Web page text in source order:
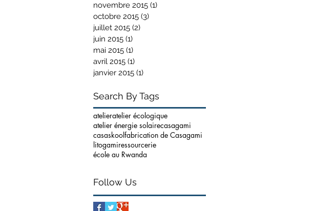
novembre 2015 (1)
octobre 2015 (3)
juillet 2015 (2)
juin 2015 (1)
mai 2015 (1)
avril 2015 (1)
janvier 2015 (1)
Search By Tags
atelieratelier écologique
atelier énergie solairecasagami
casaskoolfabrication de Casagami
litogamiressourcerie
école au Rwanda
Follow Us